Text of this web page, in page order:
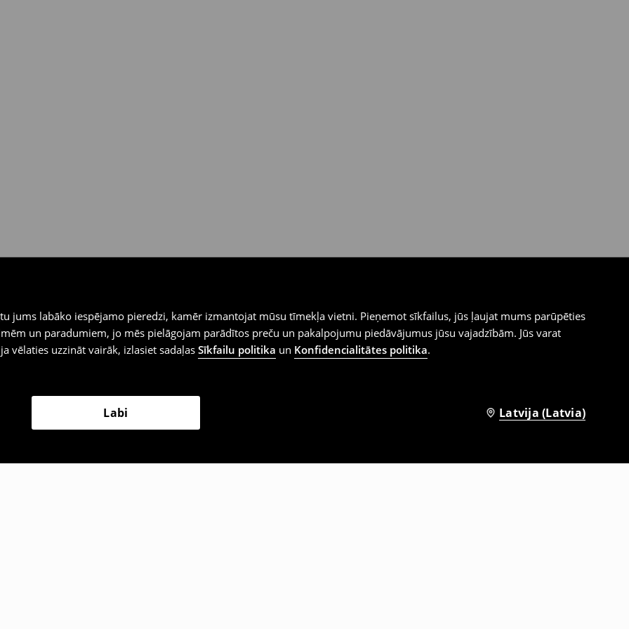
jums labāko iespējamo pieredzi, kamēr izmantojat mūsu tīmekļa vietni. Pieņemot sīkfailus, jūs ļaujat mums parūpēties
un paradumiem, jo mēs pielāgojam parādītos preču un pakalpojumu piedāvājumus jūsu vajadzībām. Jūs varat
vēlaties uzzināt vairāk, izlasiet sadaļas Sīkfailu politika un Konfidencialitātes politika.
Labi Latvija (Latvia)